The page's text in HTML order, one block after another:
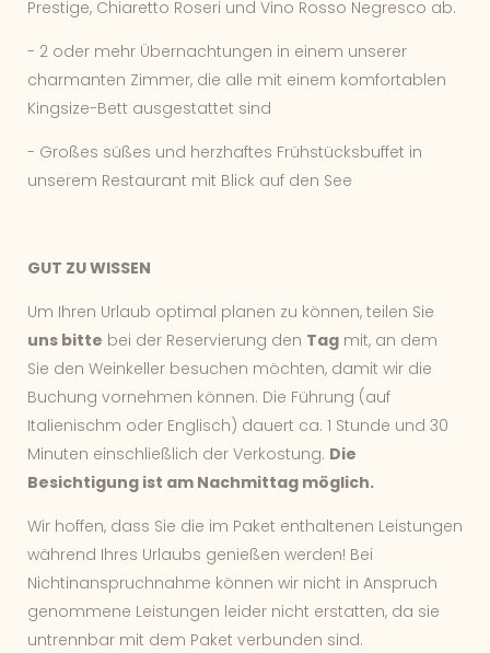
Prestige, Chiaretto Roseri und Vino Rosso Negresco ab.
- 2 oder mehr Übernachtungen in einem unserer
charmanten Zimmer, die alle mit einem komfortablen
Kingsize-Bett ausgestattet sind
- Großes süßes und herzhaftes Frühstücksbuffet in
unserem Restaurant mit Blick auf den See
GUT ZU WISSEN
Um Ihren Urlaub optimal planen zu können, teilen Sie
uns bitte bei der Reservierung den Tag mit, an dem
Sie den Weinkeller besuchen möchten, damit wir die
Buchung vornehmen können. Die Führung (auf
Italienischm oder Englisch) dauert ca. 1 Stunde und 30
Minuten einschließlich der Verkostung. Die
Besichtigung ist am Nachmittag möglich.
Wir hoffen, dass Sie die im Paket enthaltenen Leistungen
während Ihres Urlaubs genießen werden! Bei
Nichtinanspruchnahme können wir nicht in Anspruch
genommene Leistungen leider nicht erstatten, da sie
untrennbar mit dem Paket verbunden sind.